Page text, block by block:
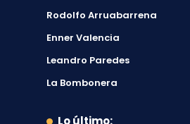
Rodolfo Arruabarrena
Enner Valencia
Leandro Paredes
La Bombonera
Lo último: